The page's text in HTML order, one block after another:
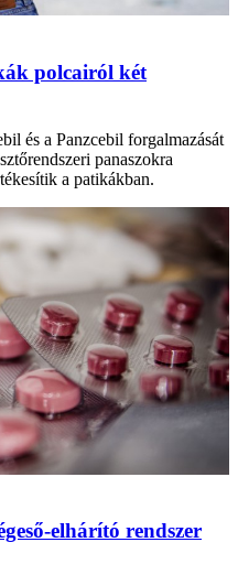
polcairól két
és a Panzcebil forgalmazását
panaszokra
a patikákban.
elhárító rendszer